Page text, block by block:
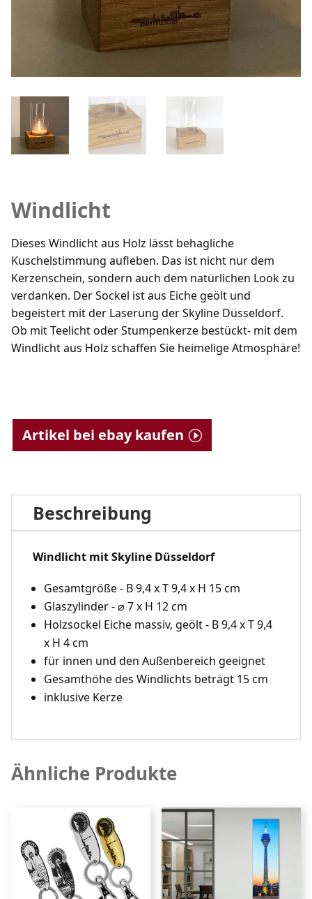
Windlicht
Dieses Windlicht aus Holz lässt behagliche
Kuschelstimmung aufleben. Das ist nicht nur dem
Kerzenschein, sondern auch dem natürlichen Look zu
verdanken. Der Sockel ist aus Eiche geölt und
begeistert mit der Laserung der Skyline Düsseldorf.
Ob mit Teelicht oder Stumpenkerze bestückt- mit dem
Windlicht aus Holz schaffen Sie heimelige Atmosphäre!
Artikel bei ebay kaufen
Beschreibung
Windlicht mit Skyline Düsseldorf
Gesamtgröße - B 9,4 x T 9,4 x H 15 cm
Glaszylinder - ⌀ 7 x H 12 cm
Holzsockel Eiche massiv, geölt - B 9,4 x T 9,4
x H 4 cm
für innen und den Außenbereich geeignet
Gesamthöhe des Windlichts beträgt 15 cm
inklusive Kerze
Ähnliche Produkte